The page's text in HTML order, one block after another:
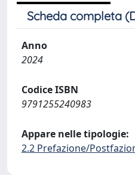
Scheda completa
Anno
2024
Codice ISBN
9791255240983
Appare nelle tipologie:
2.2 Prefazione/